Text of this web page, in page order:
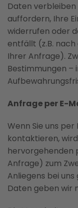
Daten verbleiben
auffordern, Ihre
widerrufen oder
entfällt (z.B.
Ihrer Anfrage).
Bestimmungen –
Anfrage per E-
Wenn Sie uns
kontaktieren,
hervorgehenden
Anfrage) zum
Anliegens bei
Daten geben wir